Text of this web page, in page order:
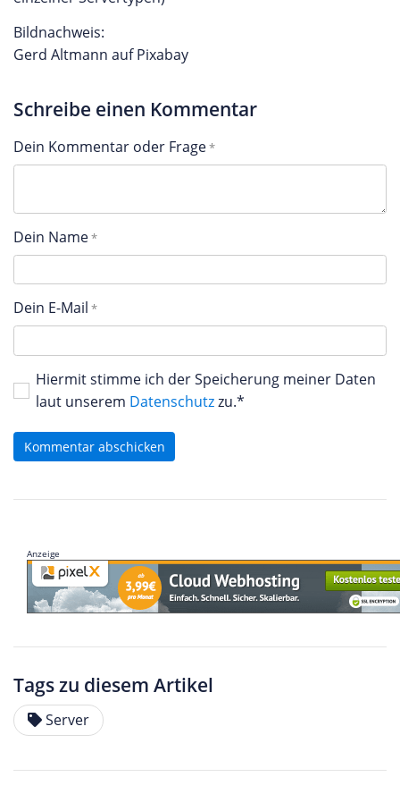
Bildnachweis:
Gerd Altmann auf Pixabay
Schreibe einen Kommentar
Dein Kommentar oder Frage
Dein Name
Dein E-Mail
Hiermit stimme ich der Speicherung meiner Daten
laut unserem Datenschutzzu.*
Kommentar abschicken
Anzeige
Tags zu diesem Artikel
Server